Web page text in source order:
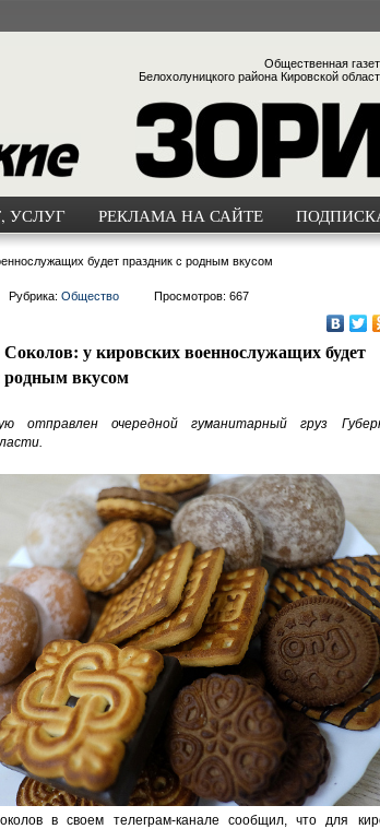
Общественная
Белохолуницкого района Кировской
УСЛУГ РЕКЛАМА НА САЙТЕ
будет праздник с родным вкусом
Рубрика: Общество Просмотров: 667
у кировских военнослужащих будет
родным вкусом
отправлен очередной гуманитарный груз
в своем телеграм-канале сообщил, что для